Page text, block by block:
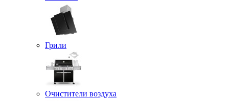
Грили
Очистители воздуха